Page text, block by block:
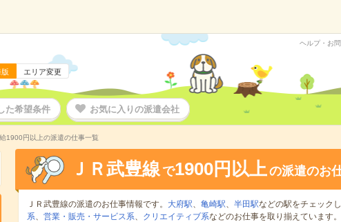
エリア変更
ヘルプ・お
た希望条件 お気に入りの派遣会社
1900円以上の派遣の仕事一覧
ＪＲ武豊線 で1900円以上の派遣のお
ＪＲ武豊線の派遣のお仕事情報です。 大府駅、 亀崎駅、 半田駅などの駅をチェック
系、 営業・販売・サービス系、 クリエイティブ系などのお仕事を取り揃えています。